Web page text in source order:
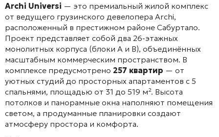
Archi Universi — это премиальный жилой комплекс
от ведущего грузинского девелопера Archi,
расположенный в престижном районе Сабуртало.
Проект представляет собой два 26-этажных
монолитных корпуса (блоки A и B), объединённых
масштабным коммерческим пространством. В
комплексе предусмотрено 257 квартир — от
уютных студий до просторных апартаментов с 5
спальнями, площадью от 31 до 519 м². Высота
потолков и панорамные окна наполняют помещения
светом, а продуманные планировки создают
атмосферу простора и комфорта.